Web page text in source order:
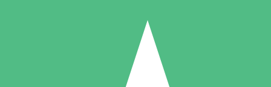
Individuele Creditpakketten
per gebruik met downloadtegoeden. Geen maandelijkse verplichting